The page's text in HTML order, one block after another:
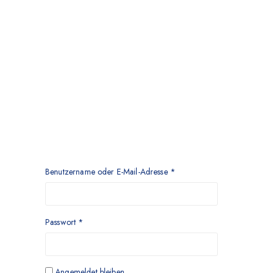
Benutzername oder E-Mail-Adresse *
Passwort *